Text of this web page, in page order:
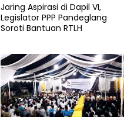
Jaring Aspirasi di Dapil VI,
Legislator PPP Pandeglang
Soroti Bantuan RTLH